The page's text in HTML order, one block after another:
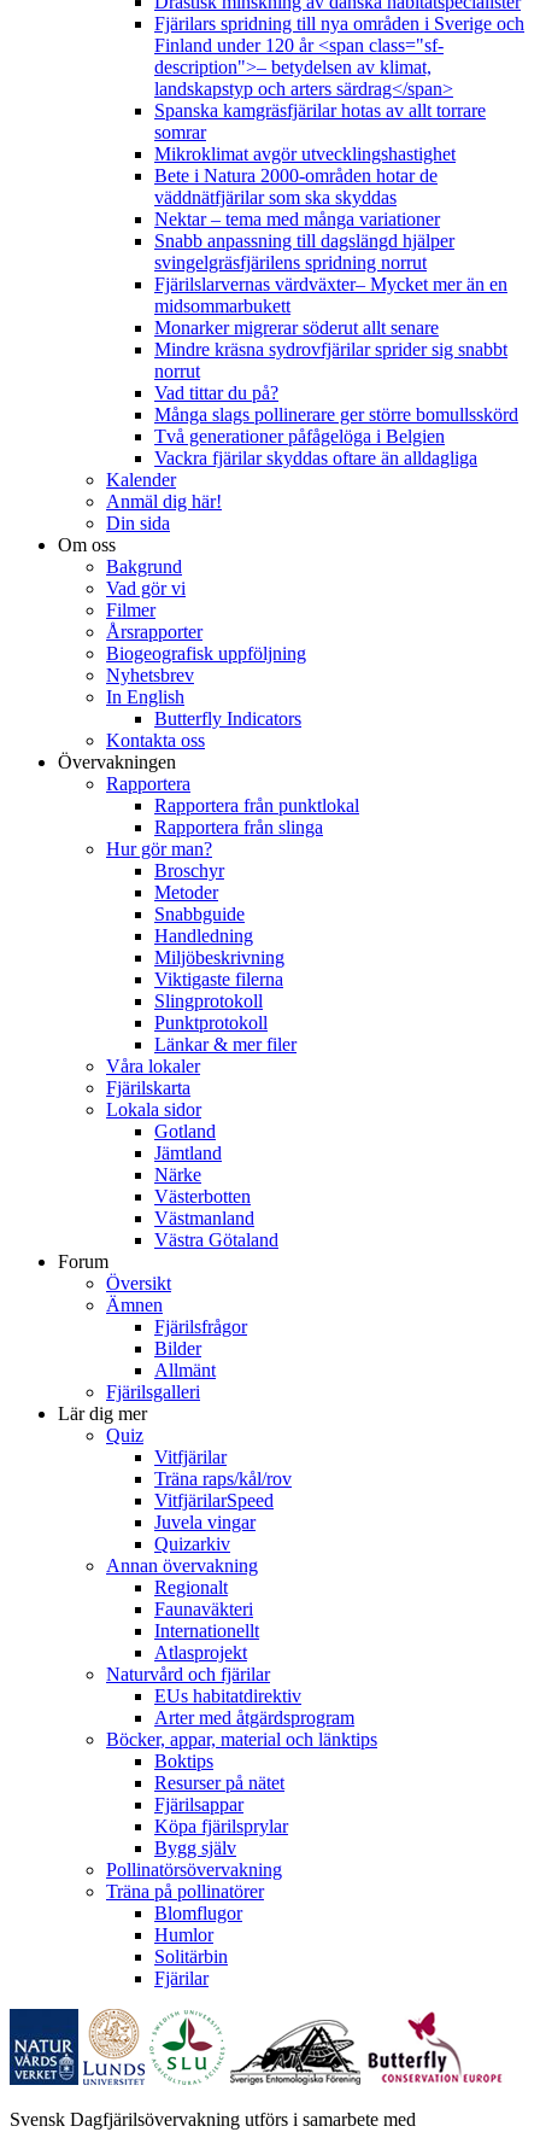
Fjärilars spridning till nya områden i Sverige och
Finland under 120 år <span class="sf-
description">– betydelsen av klimat,
landskapstyp och arters särdrag</span>
Spanska kamgräsfjärilar hotas av allt torrare
somrar
Mikroklimat avgör utvecklingshastighet
Bete i Natura 2000-områden hotar de
väddnätfjärilar som ska skyddas
Nektar – tema med många variationer
Snabb anpassning till dagslängd hjälper
svingelgräsfjärilens spridning norrut
Fjärilslarvernas värdväxter– Mycket mer än en
midsommarbukett
Monarker migrerar söderut allt senare
Mindre kräsna sydrovfjärilar sprider sig snabbt
norrut
Vad tittar du på?
Många slags pollinerare ger större bomullsskörd
Två generationer påfågelöga i Belgien
Vackra fjärilar skyddas oftare än alldagliga
Kalender
Anmäl dig här!
Din sida
Om oss
Bakgrund
Vad gör vi
Filmer
Årsrapporter
Biogeografisk uppföljning
Nyhetsbrev
In English
Butterfly Indicators
Kontakta oss
Övervakningen
Rapportera
Rapportera från punktlokal
Rapportera från slinga
Hur gör man?
Broschyr
Metoder
Snabbguide
Handledning
Miljöbeskrivning
Viktigaste filerna
Slingprotokoll
Punktprotokoll
Länkar & mer filer
Våra lokaler
Fjärilskarta
Lokala sidor
Gotland
Jämtland
Närke
Västerbotten
Västmanland
Västra Götaland
Forum
Översikt
Ämnen
Fjärilsfrågor
Bilder
Allmänt
Fjärilsgalleri
Lär dig mer
Quiz
Vitfjärilar
Träna raps/kål/rov
VitfjärilarSpeed
Juvela vingar
Quizarkiv
Annan övervakning
Regionalt
Faunaväkteri
Internationellt
Atlasprojekt
Naturvård och fjärilar
EUs habitatdirektiv
Arter med åtgärdsprogram
Böcker, appar, material och länktips
Boktips
Resurser på nätet
Fjärilsappar
Köpa fjärilsprylar
Bygg själv
Pollinatörsövervakning
Träna på pollinatörer
Blomflugor
Humlor
Solitärbin
Fjärilar
Svensk Dagfjärilsövervakning utförs i samarbete med